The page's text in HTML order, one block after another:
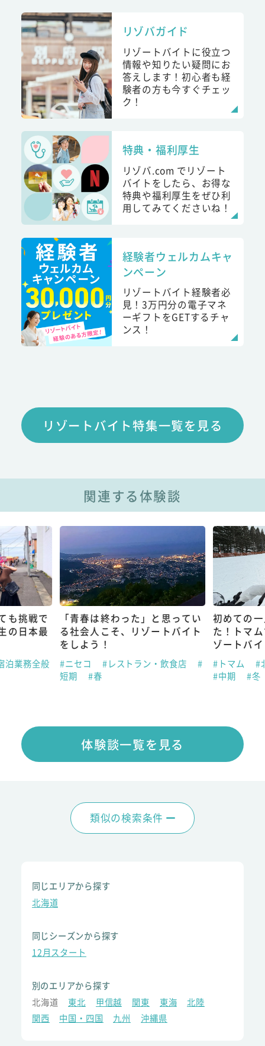
リゾバガイド
リゾートバイトに役立つ
情報や知りたい疑問にお
答えします！初心者も経
験者の方も今すぐチェッ
ク！
特典・福利厚生
リゾバ.com でリゾート
バイトをしたら、お得な
特典や福利厚生をぜひ利
用してみてくださいね！
経験者ウェルカムキャ
ンペーン
リゾートバイト経験者必
見！3万円分の電子マネ
ーギフトをGETするチャ
ンス！
リゾートバイト特集一覧を見る
関連する体験談
も挑戦で
の日本最
泊業務全般
「青春は終わった」と思ってい
る社会人こそ、リゾートバイト
をしよう！
#ニセコ #レストラン・飲食店
#
短期
#春
初めての
た！トマ
ゾートバ
#トマム
#
#中期
#冬
体験談一覧を見る
類似の検索条件
同じエリアから探す
北海道
同じシーズンから探す
12月スタート
別のエリアから探す
北海道
東北 甲信越 関東 東海
北陸
関西
中国・四国 九州 沖縄県